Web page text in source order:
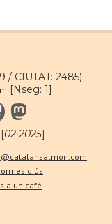
/ CIUTAT: 2485) -
[Nseg: 1]
02·2025]
d'ús
a un café